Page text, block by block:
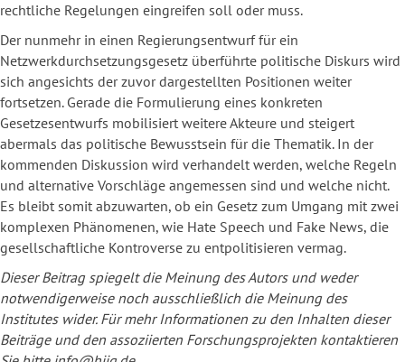
rechtliche Regelungen eingreifen soll oder muss.
Der nunmehr in einen Regierungsentwurf für ein
Netzwerkdurchsetzungsgesetz überführte politische Diskurs wird
sich angesichts der zuvor dargestellten Positionen weiter
fortsetzen. Gerade die Formulierung eines konkreten
Gesetzesentwurfs mobilisiert weitere Akteure und steigert
abermals das politische Bewusstsein für die Thematik. In der
kommenden Diskussion wird verhandelt werden, welche Regeln
und alternative Vorschläge angemessen sind und welche nicht.
Es bleibt somit abzuwarten, ob ein Gesetz zum Umgang mit zwei
komplexen Phänomenen, wie Hate Speech und Fake News, die
gesellschaftliche Kontroverse zu entpolitisieren vermag.
Dieser Beitrag spiegelt die Meinung des Autors und weder
notwendigerweise noch ausschließlich die Meinung des
Institutes wider. Für mehr Informationen zu den Inhalten dieser
Beiträge und den assoziierten Forschungsprojekten kontaktieren